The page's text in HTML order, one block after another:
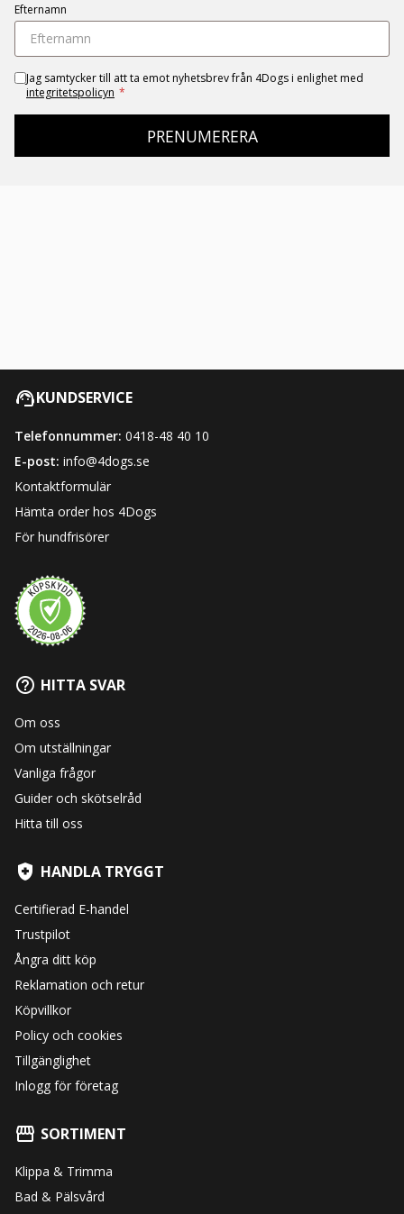
Efternamn
Jag samtycker till att ta emot nyhetsbrev från 4Dogs i enlighet med
integritetspolicyn *
PRENUMERERA
KUNDSERVICE
Telefonnummer: 0418-48 40 10
E-post: info@4dogs.se
Kontaktformulär
Hämta order hos 4Dogs
För hundfrisörer
HITTA SVAR
Om oss
Om utställningar
Vanliga frågor
Guider och skötselråd
Hitta till oss
HANDLA TRYGGT
Certifierad E-handel
Trustpilot
Ångra ditt köp
Reklamation och retur
Köpvillkor
Policy och cookies
Tillgänglighet
Inlogg för företag
SORTIMENT
Klippa & Trimma
Bad & Pälsvård